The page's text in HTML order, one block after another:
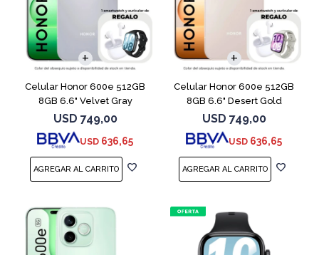
Celular Honor 600e 512GB
8GB 6.6" Velvet Gray
USD 749,00
USD 636,65
COMPARAR
Celular Honor 600e 512GB
8GB 6.6" Desert Gold
USD 749,00
USD 636,65
COMPARAR